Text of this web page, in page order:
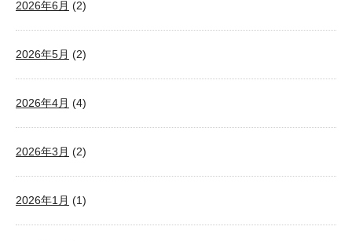
2026年6月 (2)
2026年5月 (2)
2026年4月 (4)
2026年3月 (2)
2026年1月 (1)